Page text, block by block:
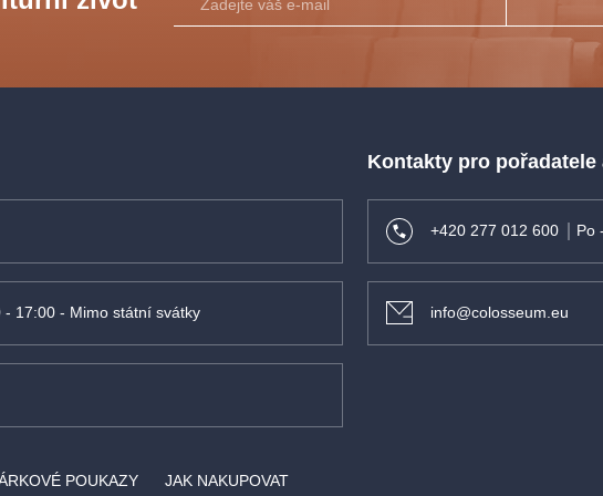
- 17:00 - Mimo státní svátky
Kontakty pro pořadatele
+420 277 012 600 Po
info@colosseum.eu
POUKAZY JAK NAKUPOVAT